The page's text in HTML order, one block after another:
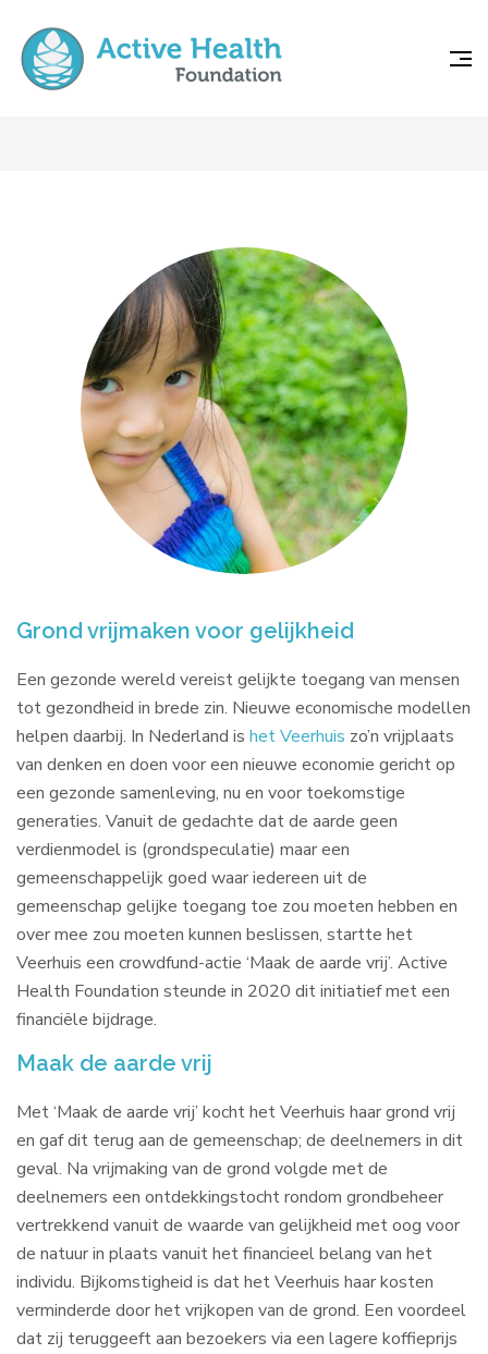
Grond vrijmaken voor gelijkheid
Een gezonde wereld vereist gelijkte toegang van mensen
tot gezondheid in brede zin. Nieuwe economische modellen
helpen daarbij. In Nederland is het Veerhuis zo’n vrijplaats
van denken en doen voor een nieuwe economie gericht op
een gezonde samenleving, nu en voor toekomstige
generaties. Vanuit de gedachte dat de aarde geen
verdienmodel is (grondspeculatie) maar een
gemeenschappelijk goed waar iedereen uit de
gemeenschap gelijke toegang toe zou moeten hebben en
over mee zou moeten kunnen beslissen, startte het
Veerhuis een crowdfund-actie ‘Maak de aarde vrij’. Active
Health Foundation steunde in 2020 dit initiatief met een
financiële bijdrage.
Maak de aarde vrij
Met ‘Maak de aarde vrij’ kocht het Veerhuis haar grond vrij
en gaf dit terug aan de gemeenschap; de deelnemers in dit
geval. Na vrijmaking van de grond volgde met de
deelnemers een ontdekkingstocht rondom grondbeheer
vertrekkend vanuit de waarde van gelijkheid met oog voor
de natuur in plaats vanuit het financieel belang van het
individu. Bijkomstigheid is dat het Veerhuis haar kosten
verminderde door het vrijkopen van de grond. Een voordeel
dat zij teruggeeft aan bezoekers via een lagere koffieprijs